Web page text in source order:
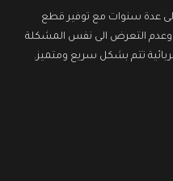
عدة سنوات مع توفير قطع
وعدم التعرض الى نفس المشكلة
تتم بشكل سريع ومتميز.